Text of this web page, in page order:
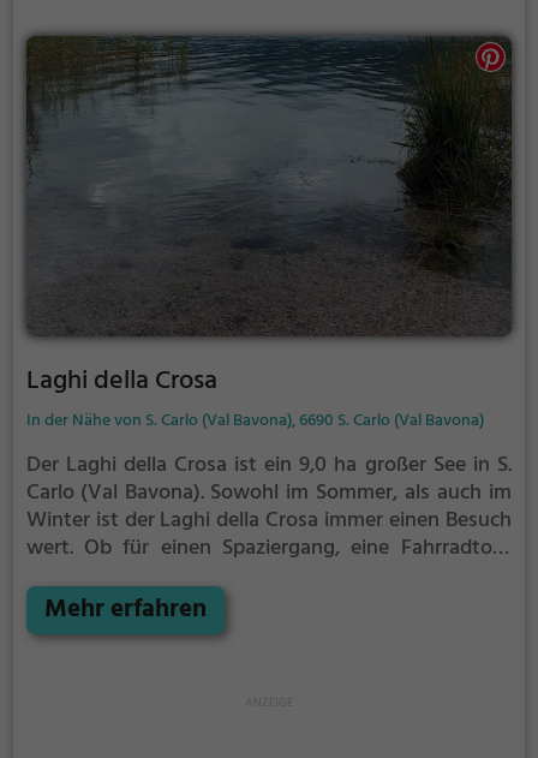
Laghi della Crosa
In der Nähe von S. Carlo (Val Bavona), 6690 S. Carlo (Val Bavona)
Der Laghi della Crosa ist ein 9,0 ha großer See in S.
Carlo (Val Bavona). Sowohl im Sommer, als auch im
Winter ist der Laghi della Crosa immer einen Besuch
wert. Ob für einen Spaziergang, eine Fahrradtour
della Crosa bietet zahlreiche Möglichkeiten für
Freizeitaktivitäten.
Mehr erfahren